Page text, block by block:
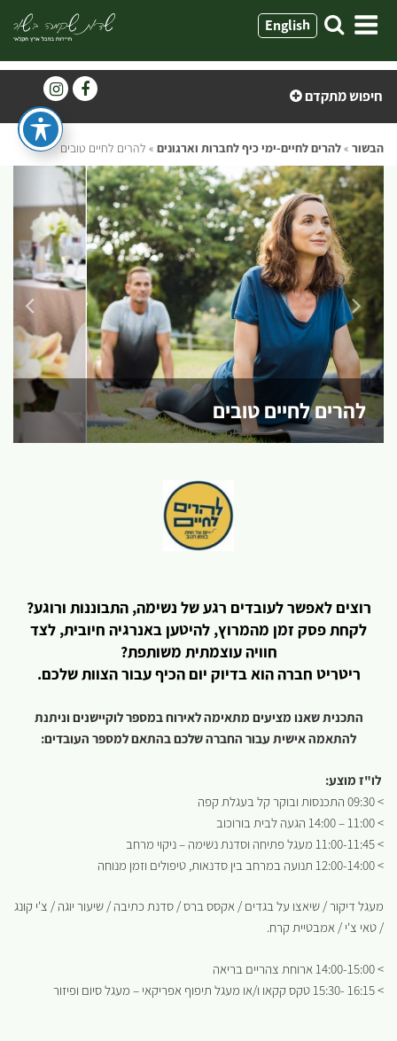
לתוכן
English
חיפוש מתקדם
הבשור »להרים לחיים-ימי כיף לחברות וארגונים » להרים לחיים טובים
להרים לחיים טובים
רוצים לאפשר לעובדים רגע של נשימה, התבוננות ורוגע?
לקחת פסק זמן מהמרוץ, להיטען באנרגיה חיובית, לצד
חוויה עוצמתית משותפת?
ריטריט חברה הוא בדיוק יום הכיף עבור הצוות שלכם.
התכנית שאנו מציעים מתאימה לאירוח במספר לוקיישנים וניתנת
להתאמה אישית עבור החברה שלכם בהתאם למספר העובדים:
לו"ז מוצע:
> 09:30 התכנסות ובוקר קל בעגלת קפה
> 11:00 – 14:00 הגעה לבית בורוכוב
> 11:00-11:45 מעגל פתיחה וסדנת נשימה – ניקוי מרחב
> 12:00-14:00 תנועה במרחב בין סדנאות, טיפולים וזמן מנוחה
מעגל דיקור / שיאצו על בגדים / אקסס ברס / סדנת כתיבה / שיעור יוגה / צ'י קונג
/ טאי צ'י / אמבטיית קרח.
> 14:00-15:00 ארוחת צהריים בריאה
> 16:15 -15:30 טקס קקאו ו/או מעגל תיפוף אפריקאי – מעגל סיום ופיזור